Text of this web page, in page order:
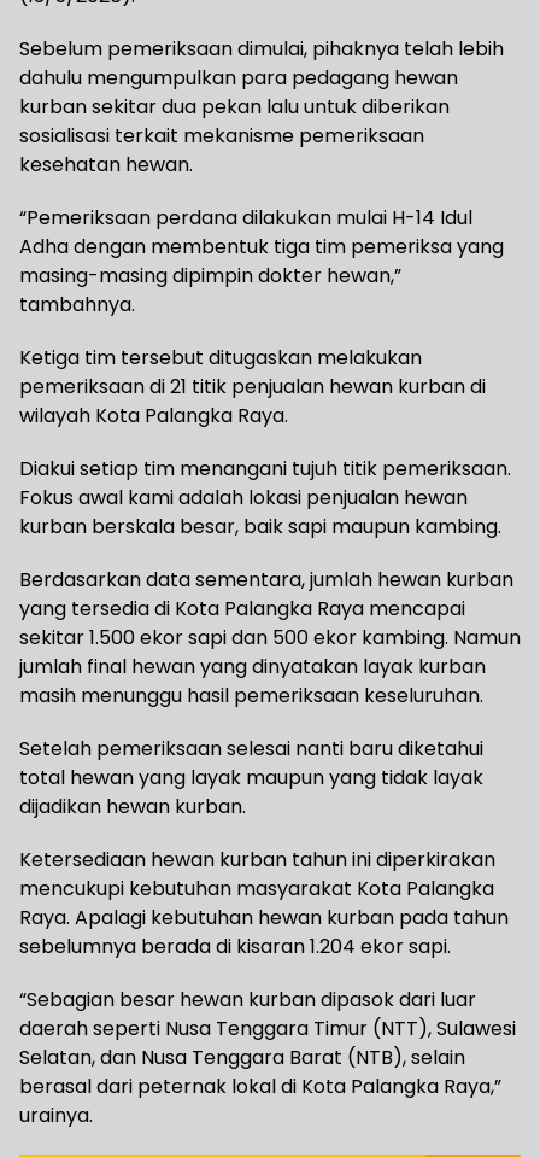
Sebelum pemeriksaan dimulai, pihaknya telah lebih
dahulu mengumpulkan para pedagang hewan
kurban sekitar dua pekan lalu untuk diberikan
sosialisasi terkait mekanisme pemeriksaan
kesehatan hewan.
“Pemeriksaan perdana dilakukan mulai H-14 Idul
Adha dengan membentuk tiga tim pemeriksa yang
masing-masing dipimpin dokter hewan,”
tambahnya.
Ketiga tim tersebut ditugaskan melakukan
pemeriksaan di 21 titik penjualan hewan kurban di
wilayah Kota Palangka Raya.
Diakui setiap tim menangani tujuh titik pemeriksaan.
Fokus awal kami adalah lokasi penjualan hewan
kurban berskala besar, baik sapi maupun kambing.
Berdasarkan data sementara, jumlah hewan kurban
yang tersedia di Kota Palangka Raya mencapai
sekitar 1.500 ekor sapi dan 500 ekor kambing. Namun
jumlah final hewan yang dinyatakan layak kurban
masih menunggu hasil pemeriksaan keseluruhan.
Setelah pemeriksaan selesai nanti baru diketahui
total hewan yang layak maupun yang tidak layak
dijadikan hewan kurban.
Ketersediaan hewan kurban tahun ini diperkirakan
mencukupi kebutuhan masyarakat Kota Palangka
Raya. Apalagi kebutuhan hewan kurban pada tahun
sebelumnya berada di kisaran 1.204 ekor sapi.
“Sebagian besar hewan kurban dipasok dari luar
daerah seperti Nusa Tenggara Timur (NTT), Sulawesi
Selatan, dan Nusa Tenggara Barat (NTB), selain
berasal dari peternak lokal di Kota Palangka Raya,”
urainya.